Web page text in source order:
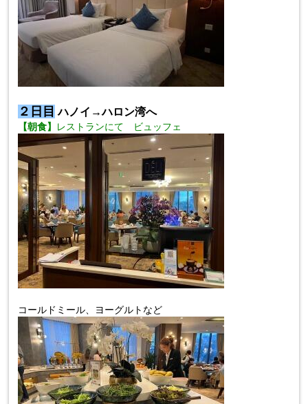
２日目 ハノイ →ハロン湾へ
【朝食】 レストランにて ビュッフェ
コールドミール、ヨーグルトなど